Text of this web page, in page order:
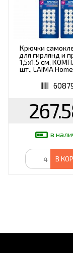
Крючки
для гирлянд и
1,5х1,5 см,
шт., LAIMA
в
В